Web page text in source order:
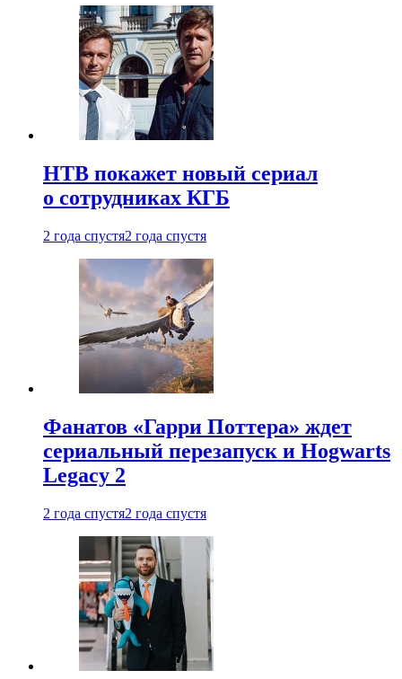
НТВ покажет новый сериал
о сотрудниках КГБ
2 года спустя2 года спустя
Фанатов «Гарри Поттера» ждет
сериальный перезапуск и Hogwarts
Legacy 2
2 года спустя2 года спустя